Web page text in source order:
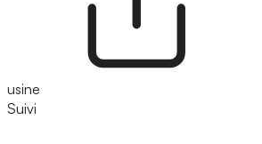
usine
Suivi